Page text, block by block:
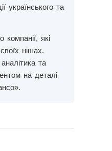
українського та
компанії, які
нішах.
та
на деталі